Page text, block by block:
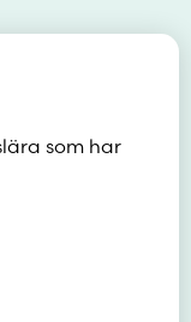
som har